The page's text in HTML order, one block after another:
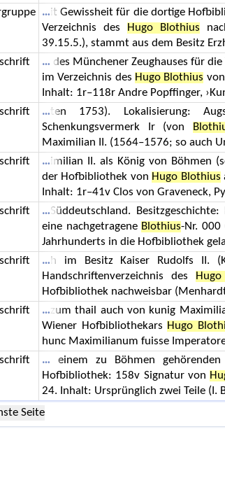
it Gewissheit für die dortige
Verzeichnis des
Hugo Blothius
39.15.5.), stammt aus dem Besitz
des Münchener Zeughauses für
im Verzeichnis des Hugo Blothius
Inhalt: 1r–118r Andre Popffinger,
ten 1753). Lokalisierung:
Schenkungsvermerk Ir (von
Maximilian II. (1564–1576; so auch
imilian II. als König von Böhmen
der Hofbibliothek von Hugo Blothius
Inhalt: 1r–41v Clos von Graveneck,
Süddeutschland.
eine nachgetragene Blothius-Nr. 000
Jahrhunderts in die Hofbibliothek
h im Besitz Kaiser Rudolfs II.
Handschriftenverzeichnis des
Hofbibliothek nachweisbar
zum thail auch von kunig
Wiener Hofbibliothekars Hugo
hunc Maximilianum fuisse
einem zu Böhmen
Hofbibliothek: 158v Signatur von
24. Inhalt: Ursprünglich zwei Teile (I.
Seite